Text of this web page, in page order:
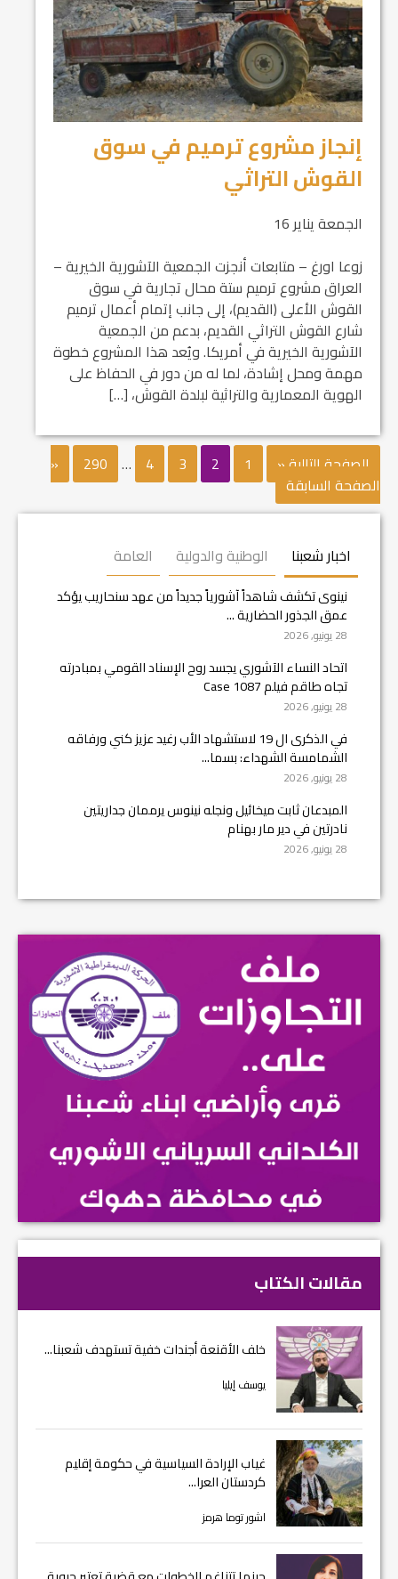
إنجاز مشروع ترميم في سوق
القوش التراثي
الجمعة يناير 16
زوعا اورغ – متابعات أنجزت الجمعية الآشورية الخيرية –
العراق مشروع ترميم ستة محال تجارية في سوق
القوش الأعلى (القديم)، إلى جانب إتمام أعمال ترميم
شارع القوش التراثي القديم، بدعم من الجمعية
الآشورية الخيرية في أمريكا. ويُعد هذا المشروع خطوة
مهمة ومحل إشادة، لما له من دور في الحفاظ على
الهوية المعمارية والتراثية لبلدة القوش، […]
الصفحة التالية « 1
2
3
4
…
290
«
الصفحة السابقة
اخبار شعبنا الوطنية والدولية العامة
نينوى تكشف شاهداً آشورياً جديداً من عهد سنحاريب يؤكد
عمق الجذور الحضارية ...
28 يونيو, 2026
اتحاد النساء الآشوري يجسد روح الإسناد القومي بمبادرته
تجاه طاقم فيلم Case 1087
28 يونيو, 2026
في الذكرى ال 19 لاستشهاد الأب رغيد عزيز كني ورفاقه
الشمامسة الشهداء: بسما...
28 يونيو, 2026
المبدعان ثابت ميخائيل ونجله نينوس يرممان جداريتين
نادرتين في دير مار بهنام
28 يونيو, 2026
مقالات الكتاب
خلف الأقنعة أجندات خفية تستهدف شعبنا...
يوسف إيليا
غياب الإرادة السياسية في حكومة إقليم
كردستان العرا...
اشور توما هرمز